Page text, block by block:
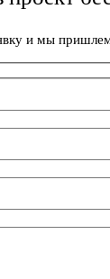
и мы